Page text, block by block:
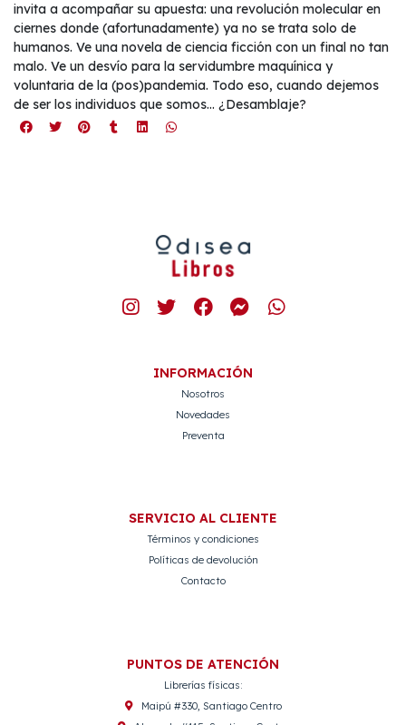
invita a acompañar su apuesta: una revolución molecular en
ciernes donde (afortunadamente) ya no se trata solo de
humanos. Ve una novela de ciencia ficción con un final no tan
malo. Ve un desvío para la servidumbre maquínica y
voluntaria de la (pos)pandemia. Todo eso, cuando dejemos
de ser los individuos que somos… ¿Desamblaje?
INFORMACIÓN
Nosotros
Novedades
Preventa
SERVICIO AL CLIENTE
Términos y condiciones
Políticas de devolución
Contacto
PUNTOS DE ATENCIÓN
Librerías físicas:
Maipú #330, Santiago Centro